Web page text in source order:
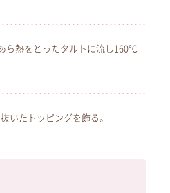
ら熱をとったタルトに流し160℃
いたトッピングを飾る。